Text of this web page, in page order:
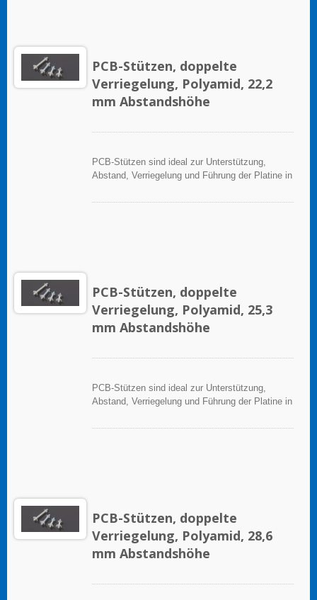
PCB-Stützen, doppelte
Verriegelung, Polyamid, 22,2
mm Abstandshöhe
PCB-Stützen sind ideal zur Unterstützung,
Abstand, Verriegelung und Führung der Platine in
PCB-Stützen, doppelte
Verriegelung, Polyamid, 25,3
mm Abstandshöhe
PCB-Stützen sind ideal zur Unterstützung,
Abstand, Verriegelung und Führung der Platine in
PCB-Stützen, doppelte
Verriegelung, Polyamid, 28,6
mm Abstandshöhe